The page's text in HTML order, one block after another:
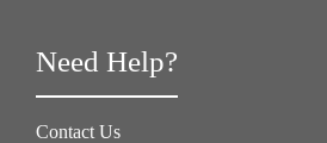
Need Help?
Contact Us